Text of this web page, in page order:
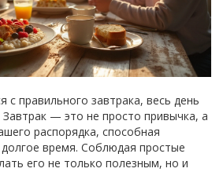
с правильного завтрака, весь день
Завтрак — это не просто привычка, а
распорядка, способная
долгое время. Соблюдая простые
его не только полезным, но и